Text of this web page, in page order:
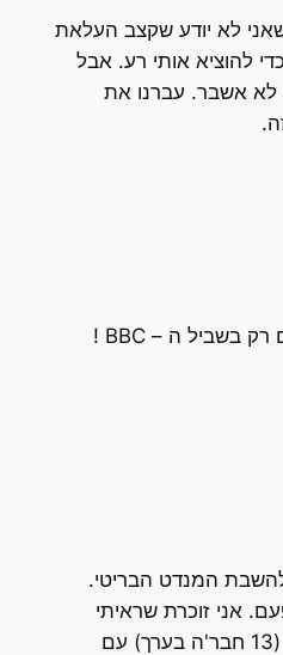
לא יודע שקצב העלאת
להוציא אותי רע. אבל
לא אשבר. עברנו את
ברור ! הייתי מחזיר אותם רק בשביל ה – BBC !
המנדט הבריטי.
אני זוכרת שראיתי
תמונה מהפגנה המונית (13 חבר'ה בערך) עם